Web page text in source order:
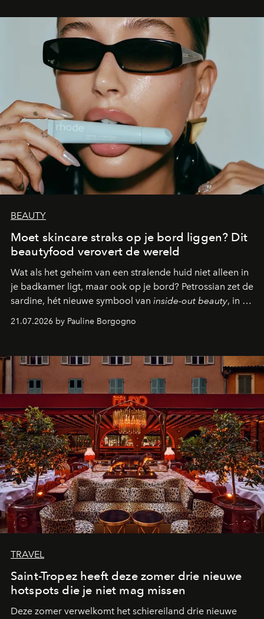
BEAUTY
Moet skincare straks op je bord liggen? Dit
beautyfood verovert de wereld
Wat als het geheim van een stralende huid niet alleen in
je badkamer ligt, maar ook op je bord? Petrossian zet de
sardine, hét nieuwe symbool van inside-out beauty, in de
kijker met twee gastronomische creaties.
21.07.2026 by Pauline Borgogno
TRAVEL
Saint-Tropez heeft deze zomer drie nieuwe
hotspots die je niet mag missen
Deze zomer verwelkomt het schiereiland drie nieuwe